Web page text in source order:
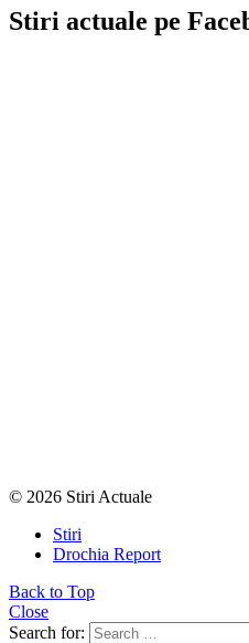
Stiri actuale pe
© 2026 Stiri Actuale
Stiri
Drochia Report
Back to Top
Close
Search for: